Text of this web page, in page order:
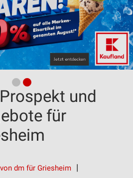
und
für
dm für Griesheim